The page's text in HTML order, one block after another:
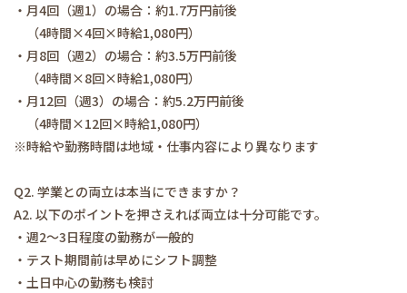
・月4回（週1）の場合：約1.7万円前後
（4時間×4回×時給1,080円）
・月8回（週2）の場合：約3.5万円前後
（4時間×8回×時給1,080円）
・月12回（週3）の場合：約5.2万円前後
（4時間×12回×時給1,080円）
※時給や勤務時間は地域・仕事内容により異なります
Q2. 学業との両立は本当にできますか？
A2. 以下のポイントを押さえれば両立は十分可能です。
・週2～3日程度の勤務が一般的
・テスト期間前は早めにシフト調整
・土日中心の勤務も検討